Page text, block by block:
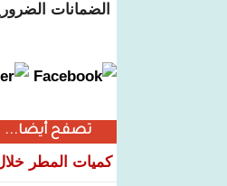
الضمانات
تصفح أيضا...
كميات المطر خلال 24 ساعة الماضية على مناطق عدة من